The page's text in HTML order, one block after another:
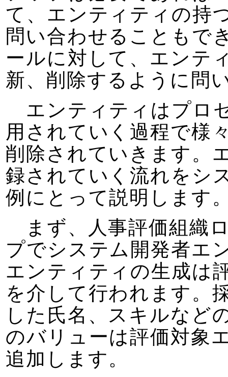
て、エンティティの持
問い合わせることもで
ールに対して、エンテ
新、削除するように問
エンティティはプロ
用されていく過程で様
削除されていきます。
録されていく流れをシ
例にとって説明します
まず、人事評価組織
プでシステム開発者エ
エンティティの生成は
を介して行われます。
した氏名、スキルなど
のバリューは評価対象
追加します。